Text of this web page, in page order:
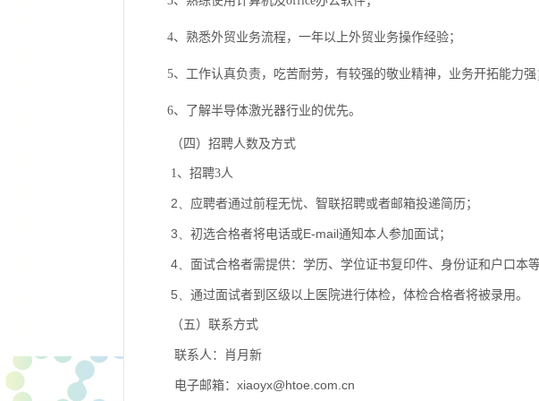
4、熟悉外贸业务流程，一年以上外贸业务操作经验；
5、工作认真负责，吃苦耐劳，有较强的敬业精神，业务开拓能力强
6、了解半导体激光器行业的优先。
（四）招聘人数及方式
1、招聘3人
2、 应聘者通过前程无忧、智联招聘或者邮箱投递简历；
3、 初选合格者将电话或E-mail通知本人参加面试；
4、 面试合格者需提供：学历、学位证书复印件、身份证和户口本
5、 通过面试者到区级以上医院进行体检，体检合格者将被录用。
（五）联系方式
联系人：肖月新
电子邮箱： xiaoyx@htoe.com.cn